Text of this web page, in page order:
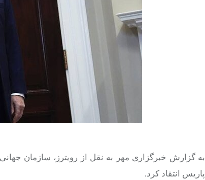
‌به گزارش خبرگزاری مهر به نقل از رویترز، سازمان
پاریس انتقاد کرد.